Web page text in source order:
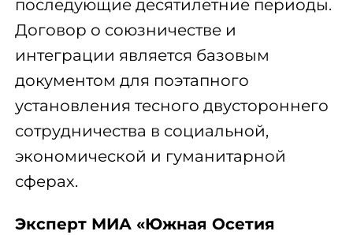
последующие десятилетние периоды.
Договор о союзничестве и
интеграции является базовым
документом для поэтапного
установления тесного двустороннего
сотрудничества в социальной,
экономической и гуманитарной
сферах.
Эксперт МИА «Южная Осетия